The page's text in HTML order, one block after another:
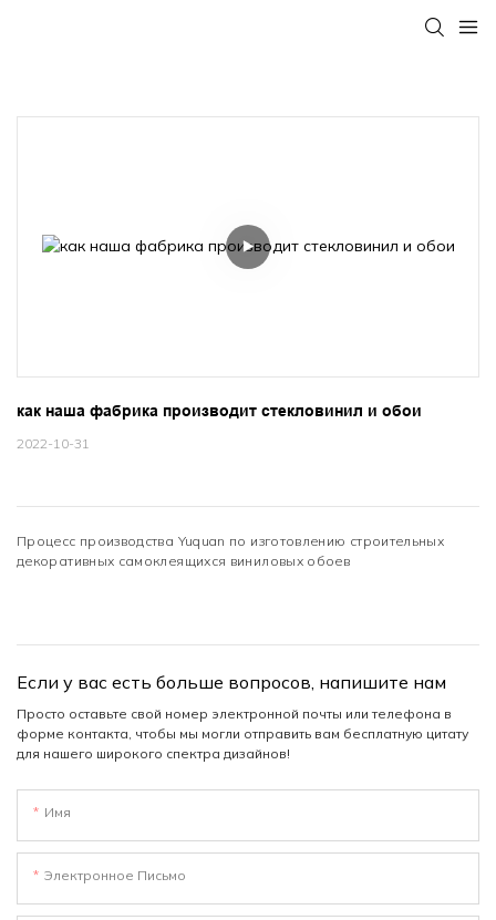
как наша фабрика производит стекловинил и обои
2022-10-31
Процесс производства Yuquan по изготовлению строительных
декоративных самоклеящихся виниловых обоев
Если у вас есть больше вопросов, напишите нам
Просто оставьте свой номер электронной почты или телефона в
форме контакта, чтобы мы могли отправить вам бесплатную цитату
для нашего широкого спектра дизайнов!
Имя
Электронное Письмо